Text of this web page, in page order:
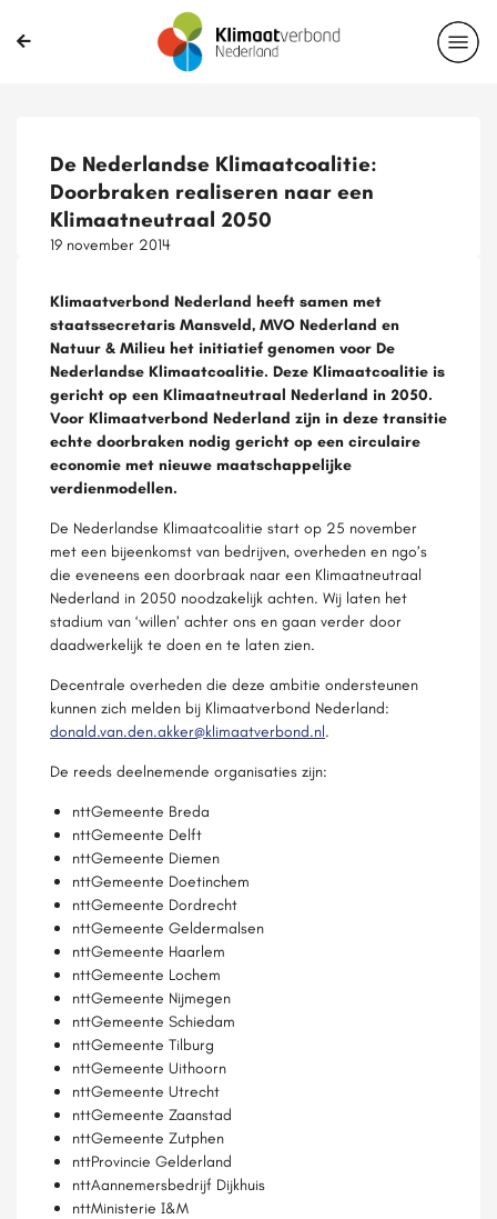
De Nederlandse Klimaatcoalitie:
Doorbraken realiseren naar een
Klimaatneutraal 2050
19 november 2014
Klimaatverbond Nederland heeft samen met
staatssecretaris Mansveld, MVO Nederland en
Natuur & Milieu het initiatief genomen voor De
Nederlandse Klimaatcoalitie. Deze Klimaatcoalitie is
gericht op een Klimaatneutraal Nederland in 2050.
Voor Klimaatverbond Nederland zijn in deze transitie
echte doorbraken nodig gericht op een circulaire
economie met nieuwe maatschappelijke
verdienmodellen.
De Nederlandse Klimaatcoalitie start op 25 november
met een bijeenkomst van bedrijven, overheden en ngo’s
die eveneens een doorbraak naar een Klimaatneutraal
Nederland in 2050 noodzakelijk achten. Wij laten het
stadium van ‘willen’ achter ons en gaan verder door
daadwerkelijk te doen en te laten zien.
Decentrale overheden die deze ambitie ondersteunen
kunnen zich melden bij Klimaatverbond Nederland:
donald.van.den.akker@klimaatverbond.nl.
De reeds deelnemende organisaties zijn:
nttGemeente Breda
nttGemeente Delft
nttGemeente Diemen
nttGemeente Doetinchem
nttGemeente Dordrecht
nttGemeente Geldermalsen
nttGemeente Haarlem
nttGemeente Lochem
nttGemeente Nijmegen
nttGemeente Schiedam
nttGemeente Tilburg
nttGemeente Uithoorn
nttGemeente Utrecht
nttGemeente Zaanstad
nttGemeente Zutphen
nttProvincie Gelderland
nttAannemersbedrijf Dijkhuis
nttMinisterie I&M